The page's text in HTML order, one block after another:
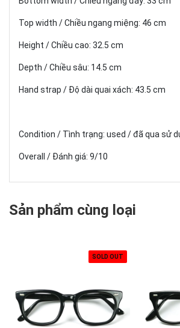
Top width / Chiều ngang miệng: 46 cm
Height / Chiều cao: 32.5 cm
Depth / Chiều sâu: 14.5 cm
Hand strap / Độ dài quai xách: 43.5 cm
Condition / Tình trạng: used / đã qua sử
Overall / Đánh giá: 9/10
Sản phẩm cùng loại
SOLD OUT